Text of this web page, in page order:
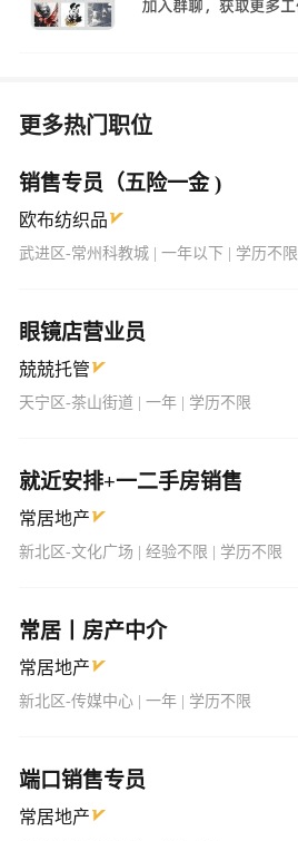
更多热门职位
销售专员（五险一金 )
欧布纺织品
武进区-常州科教城 | 一年以下 | 学历不限
眼镜店营业员
兢兢托管
天宁区-茶山街道 | 一年 | 学历不限
就近安排+一二手房销售
常居地产
新北区-文化广场 | 经验不限 | 学历不限
常居丨房产中介
常居地产
新北区-传媒中心 | 一年 | 学历不限
端口销售专员
常居地产